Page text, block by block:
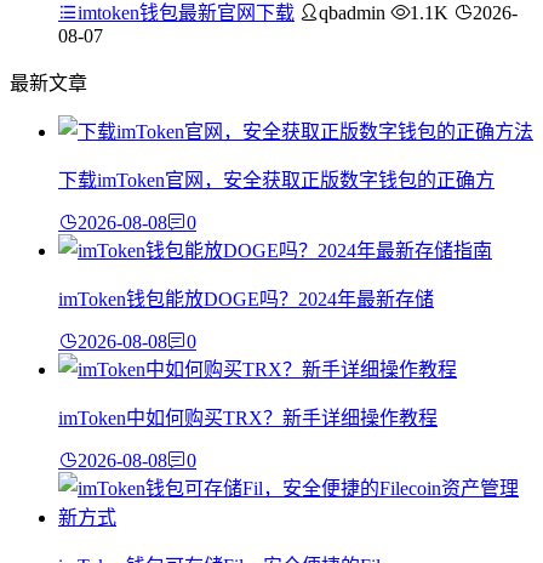
imtoken钱包最新官网下载 qbadmin 1.1K
2026-
08-07
最新文章
下载imToken官网，安全获取正版数字钱包的正确方
2026-08-08 0
imToken钱包能放DOGE吗？2024年最新存储
2026-08-08 0
imToken中如何购买TRX？新手详细操作教程
2026-08-08 0